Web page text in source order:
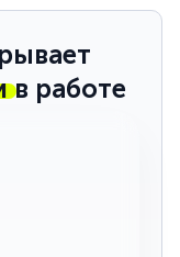
в работе